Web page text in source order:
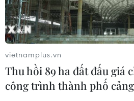
Nga thúc đẩy đa dạng hóa
tải kết nối châu Á qua Ấn Độ
06/08/2026 15:34
Italy và Hy Lạp trở thành
của virus Tây sông Nile
vietnamplus.vn
Thu hồi 89 ha đất đấu giá
công trình thành phố